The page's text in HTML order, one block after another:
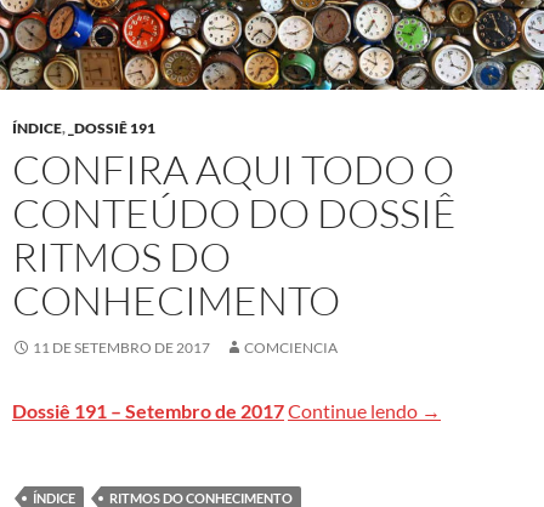
ÍNDICE, _DOSSIÊ 191
CONFIRA AQUI TODO O
CONTEÚDO DO DOSSIÊ
RITMOS DO
CONHECIMENTO
11 DE SETEMBRO DE 2017 COMCIENCIA
Dossiê 191 – Setembro de 2017Continue lendo Confira aqui
→
ÍNDICE RITMOS DO CONHECIMENTO